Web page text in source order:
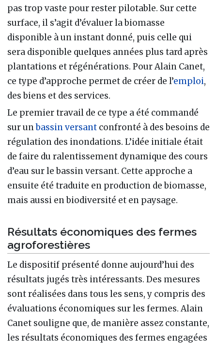
pas trop vaste pour rester pilotable. Sur cette
surface, il s’agit d’évaluer la biomasse
disponible à un instant donné, puis celle qui
sera disponible quelques années plus tard après
plantations et régénérations. Pour Alain Canet,
ce type d’approche permet de créer de l’emploi,
des biens et des services.
Le premier travail de ce type a été commandé
sur unbassin versant confronté à des besoins de
régulation des inondations. L’idée initiale était
de faire du ralentissement dynamique des cours
d’eau sur le bassin versant. Cette approche a
ensuite été traduite en production de biomasse,
mais aussi en biodiversité et en paysage.
Résultats économiques des fermes
agroforestières
Le dispositif présenté donne aujourd’hui des
résultats jugés très intéressants. Des mesures
sont réalisées dans tous les sens, y compris des
évaluations économiques sur les fermes. Alain
Canet souligne que, de manière assez constante,
les résultats économiques des fermes engagées